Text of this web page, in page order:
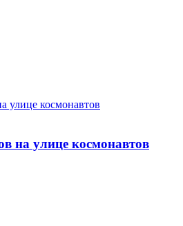
на улице космонавтов